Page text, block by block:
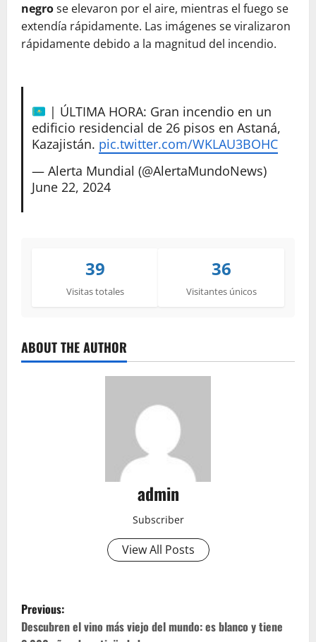
negrose elevaron por el aire, mientras el fuego se
extendía rápidamente. Las imágenes se viralizaron
rápidamente debido a la magnitud del incendio.
| ÚLTIMA HORA: Gran incendio en un
edificio residencial de 26 pisos en Astaná,
Kazajistán. pic.twitter.com/WKLAU3BOHC
— Alerta Mundial (@AlertaMundoNews)
June 22, 2024
39
Visitas totales
36
Visitantes únicos
ABOUT THE AUTHOR
admin
Subscriber
View All Posts
P
o
Previous:
Descubren el vino más viejo del mundo: es blanco y tiene